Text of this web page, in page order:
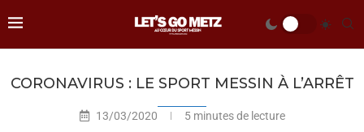
CORONAVIRUS : LE SPORT MESSIN À L’ARRÊT
13/03/2020 5 minutes de lecture